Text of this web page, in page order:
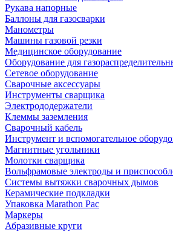
Рукава напорные
Баллоны для газосварки
Манометры
Машины газовой резки
Медицинское оборудование
Оборудование для
Сетевое оборудование
Сварочные аксессуары
Инструменты сварщика
Электрододержатели
Клеммы заземления
Сварочный кабель
Инструмент и вспомогательное
Магнитные угольники
Молотки сварщика
Вольфрамовые электроды и
Системы вытяжки сварочных дымов
Керамические подкладки
Упаковка Marathon Pac
Маркеры
Абразивные круги